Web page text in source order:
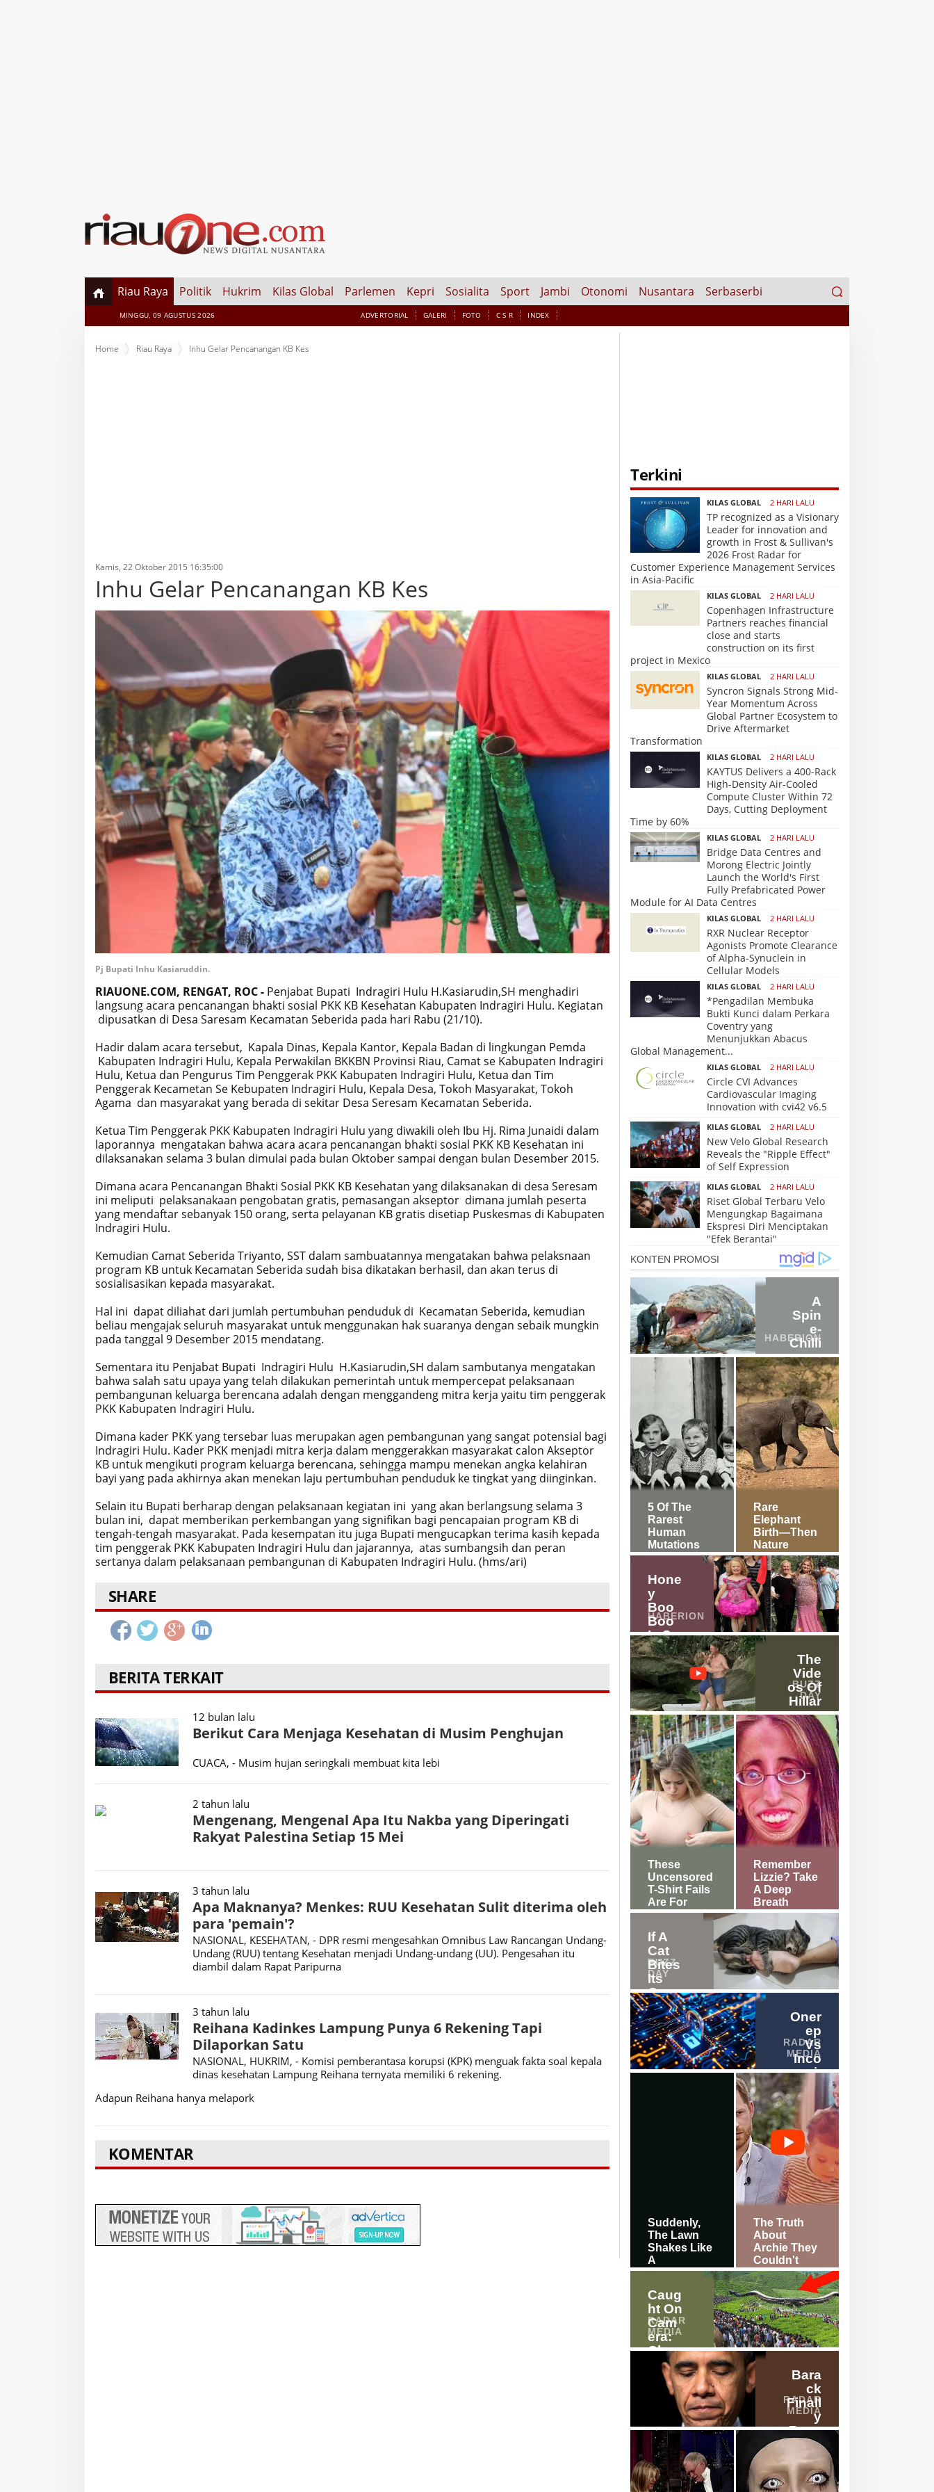
Riau Raya Politik Hukrim Kilas Global Parlemen Kepri Sosialita Sport Jambi Otonomi Nusantara Serbaserbi
Search
for:
MINGGU, 09 AGUSTUS 2026 ADVERTORIAL GALERI FOTO C S R INDEX
Home Riau Raya Inhu Gelar Pencanangan KB Kes
Kamis, 22 Oktober 2015 16:35:00
Inhu Gelar Pencanangan KB Kes
Pj Bupati Inhu Kasiaruddin.
RIAUONE.COM, RENGAT, ROC - Penjabat Bupati Indragiri Hulu H.Kasiarudin,SH menghadiri
langsung acara pencanangan bhakti sosial PKK KB Kesehatan Kabupaten Indragiri Hulu. Kegiatan
dipusatkan di Desa Saresam Kecamatan Seberida pada hari Rabu (21/10).
Hadir dalam acara tersebut, Kapala Dinas, Kepala Kantor, Kepala Badan di lingkungan Pemda
Kabupaten Indragiri Hulu, Kepala Perwakilan BKKBN Provinsi Riau, Camat se Kabupaten Indragiri
Hulu, Ketua dan Pengurus Tim Penggerak PKK Kabupaten Indragiri Hulu, Ketua dan Tim
Penggerak Kecametan Se Kebupaten Indragiri Hulu, Kepala Desa, Tokoh Masyarakat, Tokoh
Agama dan masyarakat yang berada di sekitar Desa Seresam Kecamatan Seberida.
Ketua Tim Penggerak PKK Kabupaten Indragiri Hulu yang diwakili oleh Ibu Hj. Rima Junaidi dalam
laporannya mengatakan bahwa acara acara pencanangan bhakti sosial PKK KB Kesehatan ini
dilaksanakan selama 3 bulan dimulai pada bulan Oktober sampai dengan bulan Desember 2015.
Dimana acara Pencanangan Bhakti Sosial PKK KB Kesehatan yang dilaksanakan di desa Seresam
ini meliputi pelaksanakaan pengobatan gratis, pemasangan akseptor dimana jumlah peserta
yang mendaftar sebanyak 150 orang, serta pelayanan KB gratis disetiap Puskesmas di Kabupaten
Indragiri Hulu.
Kemudian Camat Seberida Triyanto, SST dalam sambuatannya mengatakan bahwa pelaksnaan
program KB untuk Kecamatan Seberida sudah bisa dikatakan berhasil, dan akan terus di
sosialisasikan kepada masyarakat.
Hal ini dapat diliahat dari jumlah pertumbuhan penduduk di Kecamatan Seberida, kemudian
beliau mengajak seluruh masyarakat untuk menggunakan hak suaranya dengan sebaik mungkin
pada tanggal 9 Desember 2015 mendatang.
Sementara itu Penjabat Bupati Indragiri Hulu H.Kasiarudin,SH dalam sambutanya mengatakan
bahwa salah satu upaya yang telah dilakukan pemerintah untuk mempercepat pelaksanaan
pembangunan keluarga berencana adalah dengan menggandeng mitra kerja yaitu tim penggerak
PKK Kabupaten Indragiri Hulu.
Dimana kader PKK yang tersebar luas merupakan agen pembangunan yang sangat potensial bagi
Indragiri Hulu. Kader PKK menjadi mitra kerja dalam menggerakkan masyarakat calon Akseptor
KB untuk mengikuti program keluarga berencana, sehingga mampu menekan angka kelahiran
bayi yang pada akhirnya akan menekan laju pertumbuhan penduduk ke tingkat yang diinginkan.
Selain itu Bupati berharap dengan pelaksanaan kegiatan ini yang akan berlangsung selama 3
bulan ini, dapat memberikan perkembangan yang signifikan bagi pencapaian program KB di
tengah-tengah masyarakat. Pada kesempatan itu juga Bupati mengucapkan terima kasih kepada
tim penggerak PKK Kabupaten Indragiri Hulu dan jajarannya, atas sumbangsih dan peran
sertanya dalam pelaksanaan pembangunan di Kabupaten Indragiri Hulu. (hms/ari)
SHARE
BERITA TERKAIT
12 bulan lalu
Berikut Cara Menjaga Kesehatan di Musim Penghujan
CUACA, - Musim hujan seringkali membuat kita lebi
2 tahun lalu
Mengenang, Mengenal Apa Itu Nakba yang Diperingati
Rakyat Palestina Setiap 15 Mei
3 tahun lalu
Apa Maknanya? Menkes: RUU Kesehatan Sulit diterima oleh
para 'pemain'?
NASIONAL, KESEHATAN, - DPR resmi mengesahkan Omnibus Law Rancangan Undang-
Undang (RUU) tentang Kesehatan menjadi Undang-undang (UU). Pengesahan itu
diambil dalam Rapat Paripurna
3 tahun lalu
Reihana Kadinkes Lampung Punya 6 Rekening Tapi
Dilaporkan Satu
NASIONAL, HUKRIM, - Komisi pemberantasa korupsi (KPK) menguak fakta soal kepala
dinas kesehatan Lampung Reihana ternyata memiliki 6 rekening.
Adapun Reihana hanya melapork
KOMENTAR
Terkini
KILAS GLOBAL 2 HARI LALU
TP recognized as a Visionary
Leader for innovation and
growth in Frost & Sullivan's
2026 Frost Radar for
Customer Experience Management Services
in Asia-Pacific
KILAS GLOBAL 2 HARI LALU
Copenhagen Infrastructure
Partners reaches financial
close and starts
construction on its first
project in Mexico
KILAS GLOBAL 2 HARI LALU
Syncron Signals Strong Mid-
Year Momentum Across
Global Partner Ecosystem to
Drive Aftermarket
Transformation
KILAS GLOBAL 2 HARI LALU
KAYTUS Delivers a 400-Rack
High-Density Air-Cooled
Compute Cluster Within 72
Days, Cutting Deployment
Time by 60%
KILAS GLOBAL 2 HARI LALU
Bridge Data Centres and
Morong Electric Jointly
Launch the World's First
Fully Prefabricated Power
Module for AI Data Centres
KILAS GLOBAL 2 HARI LALU
RXR Nuclear Receptor
Agonists Promote Clearance
of Alpha-Synuclein in
Cellular Models
KILAS GLOBAL 2 HARI LALU
*Pengadilan Membuka
Bukti Kunci dalam Perkara
Coventry yang
Menunjukkan Abacus
Global Management...
KILAS GLOBAL 2 HARI LALU
Circle CVI Advances
Cardiovascular Imaging
Innovation with cvi42 v6.5
KILAS GLOBAL 2 HARI LALU
New Velo Global Research
Reveals the "Ripple Effect"
of Self Expression
KILAS GLOBAL 2 HARI LALU
Riset Global Terbaru Velo
Mengungkap Bagaimana
Ekspresi Diri Menciptakan
"Efek Berantai"